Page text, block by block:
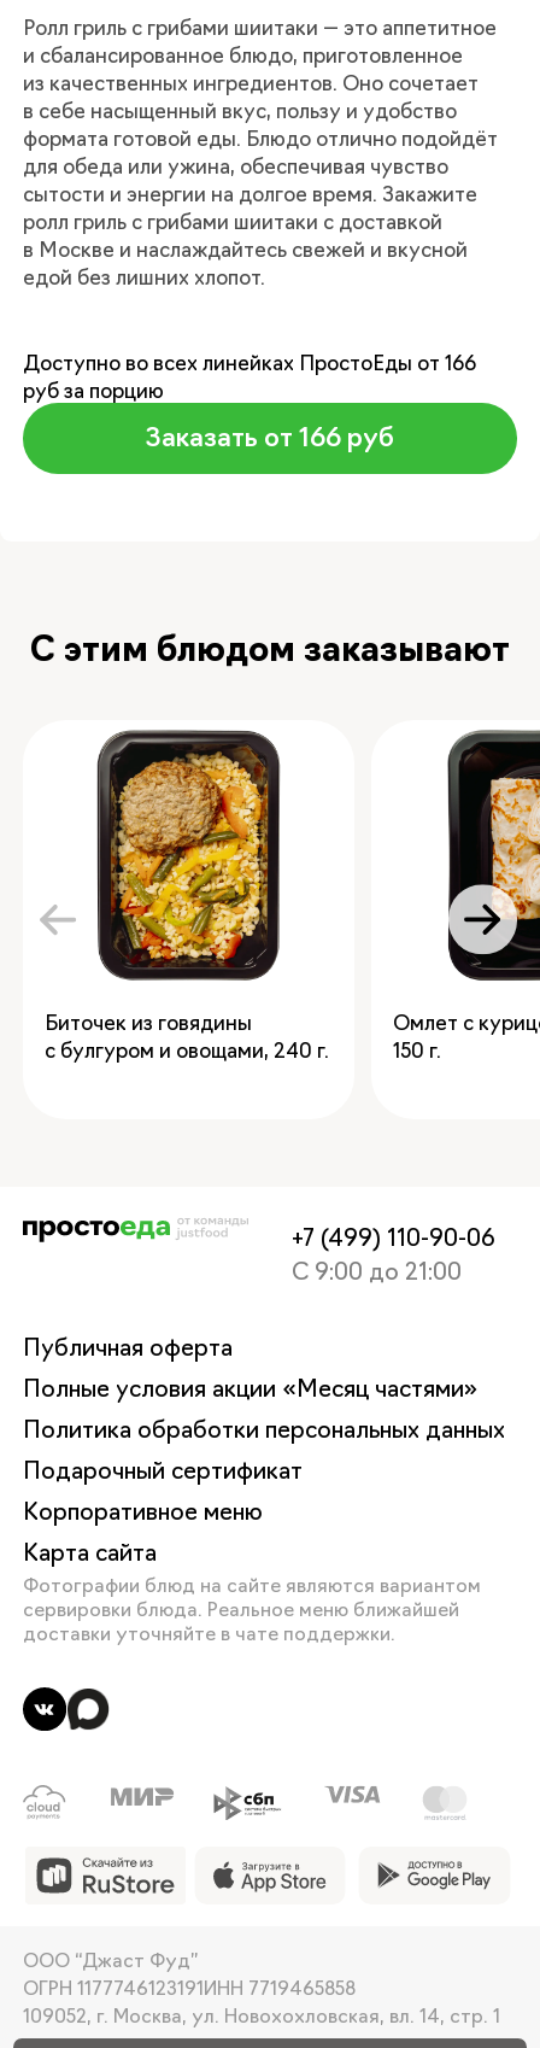
Ролл гриль с грибами шиитаки — это аппетитное
и сбалансированное блюдо, приготовленное
из качественных ингредиентов. Оно сочетает
в себе насыщенный вкус, пользу и удобство
формата готовой еды. Блюдо отлично подойдёт
для обеда или ужина, обеспечивая чувство
сытости и энергии на долгое время. Закажите
ролл гриль с грибами шиитаки с доставкой
в Москве и наслаждайтесь свежей и вкусной
едой без лишних хлопот.
Доступно во всех линейках ПростоЕды от 166
руб за порцию
Заказать от 166 руб
С этим блюдом заказывают
Биточек из говядины
с булгуром и овощами, 240
Омлет с
150
+7 (499) 110-90-06
С 9:00 до 21:00
Публичная оферта
Полные условия акции «Месяц частями»
Политика обработки персональных данных
Подарочный сертификат
Корпоративное меню
Карта сайта
Фотографии блюд на сайте являются вариантом
сервировки блюда. Реальное меню ближайшей
доставки уточняйте в чате поддержки.
ООО “Джаст Фуд”
ОГРН 1177746123191ИНН 7719465858
109052, г. Москва, ул. Новохохловская, вл. 14, стр. 1